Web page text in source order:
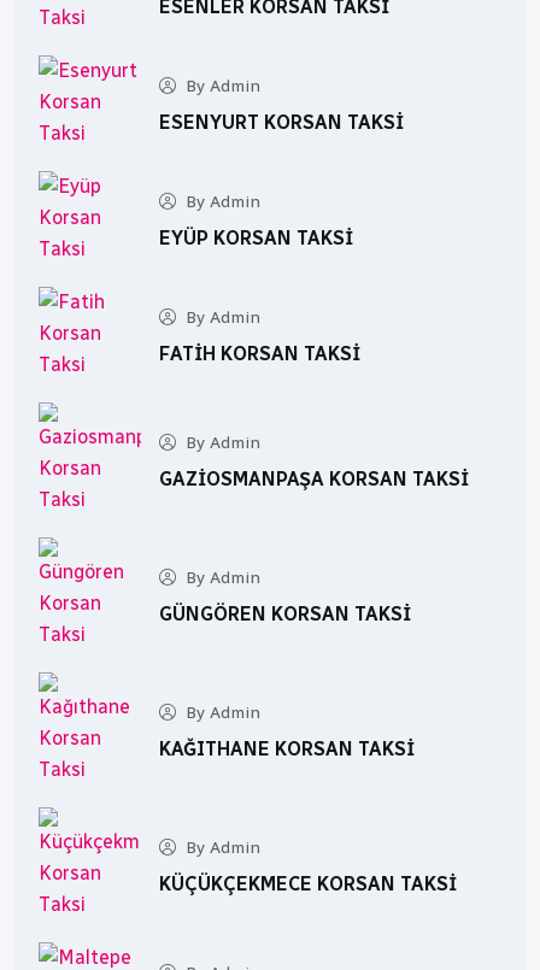
ESENLER KORSAN TAKSI
By Admin
ESENYURT KORSAN TAKSI
By Admin
EYÜP KORSAN TAKSI
By Admin
FATIH KORSAN TAKSI
By Admin
GAZIOSMANPAŞA KORSAN TAKSI
By Admin
GÜNGÖREN KORSAN TAKSI
By Admin
KAĞITHANE KORSAN TAKSI
By Admin
KÜÇÜKÇEKMECE KORSAN TAKSI